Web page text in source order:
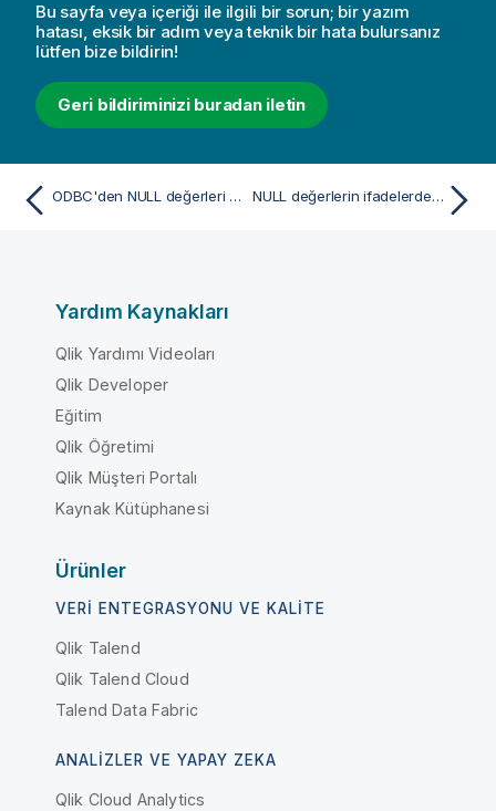
Bu sayfa veya içeriği ile ilgili bir sorun; bir yazım
hatası, eksik bir adım veya teknik bir hata bulursanız
lütfen bize bildirin!
Geri bildiriminizi buradan iletin
ODBC'den NULL değerleri ilişkilendirme/seçme NULL değerlerin ifadelerde yayılması
Yardım Kaynakları
Qlik Yardımı Videoları
Qlik Developer
Eğitim
Qlik Öğretimi
Qlik Müşteri Portalı
Kaynak Kütüphanesi
Ürünler
VERI ENTEGRASYONU VE KALITE
Qlik Talend
Qlik Talend Cloud
Talend Data Fabric
ANALIZLER VE YAPAY ZEKA
Qlik Cloud Analytics